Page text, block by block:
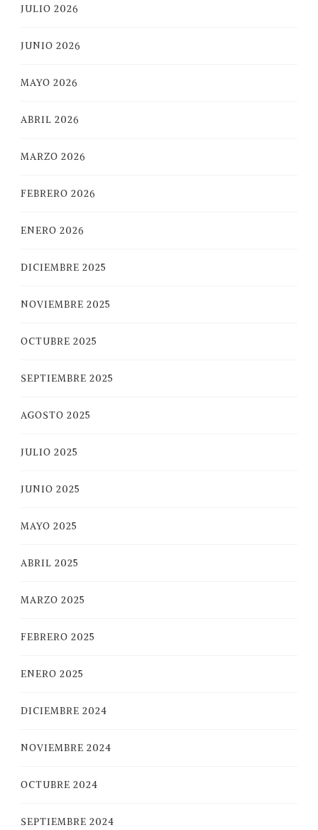
JULIO 2026
JUNIO 2026
MAYO 2026
ABRIL 2026
MARZO 2026
FEBRERO 2026
ENERO 2026
DICIEMBRE 2025
NOVIEMBRE 2025
OCTUBRE 2025
SEPTIEMBRE 2025
AGOSTO 2025
JULIO 2025
JUNIO 2025
MAYO 2025
ABRIL 2025
MARZO 2025
FEBRERO 2025
ENERO 2025
DICIEMBRE 2024
NOVIEMBRE 2024
OCTUBRE 2024
SEPTIEMBRE 2024